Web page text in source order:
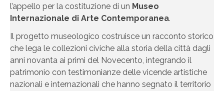
l’appello per la costituzione di un Museo
Internazionale di Arte Contemporanea.
Il progetto museologico costruisce un racconto storico
che lega le collezioni civiche alla storia della città dagli
anni novanta ai primi del Novecento, integrando il
patrimonio con testimonianze delle vicende artistiche
nazionali e internazionali che hanno segnato il territorio